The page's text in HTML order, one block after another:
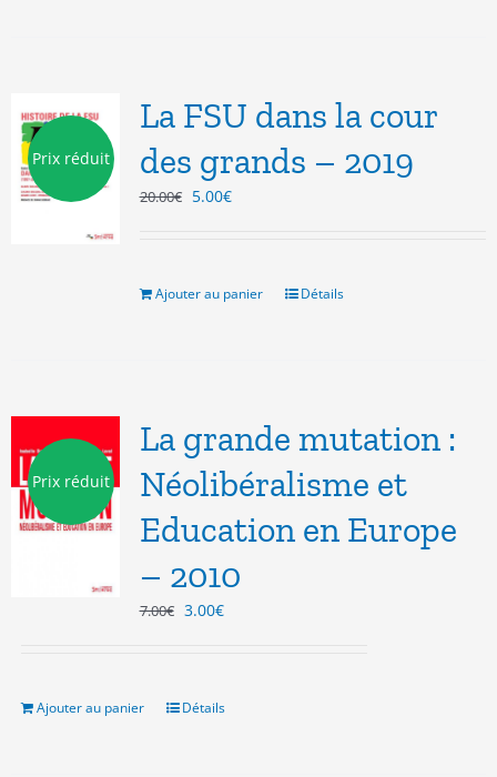
Prix réduit
La FSU dans la cour
des grands – 2019
20.00€ Le
20.00€.
5.00€Le
5.00€.
Ajouter au panier Détails
Prix réduit
La grande mutation :
Néolibéralisme et
Education en Europe
– 2010
7.00€ Le
7.00€.
3.00€Le
3.00€.
Ajouter au panier Détails